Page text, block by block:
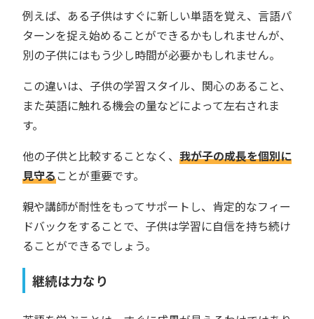
例えば、ある子供はすぐに新しい単語を覚え、言語パ
ターンを捉え始めることができるかもしれませんが、
別の子供にはもう少し時間が必要かもしれません。
この違いは、子供の学習スタイル、関心のあること、
また英語に触れる機会の量などによって左右されま
す。
他の子供と比較することなく、 我が子の成長を個別に
見守ることが重要です。
親や講師が耐性をもってサポートし、肯定的なフィー
ドバックをすることで、子供は学習に自信を持ち続け
ることができるでしょう。
継続は力なり